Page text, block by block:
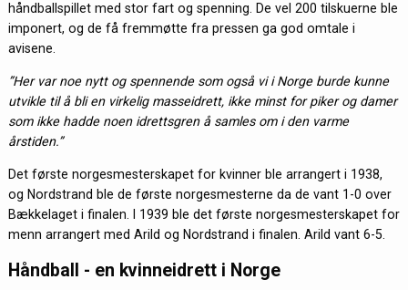
håndballspillet med stor fart og spenning. De vel 200 tilskuerne ble
imponert, og de få fremmøtte fra pressen ga god omtale i
avisene.
”Her var noe nytt og spennende som også vi i Norge burde kunne
utvikle til å bli en virkelig masseidrett, ikke minst for piker og damer
som ikke hadde noen idrettsgren å samles om i den varme
årstiden.”
Det første norgesmesterskapet for kvinner ble arrangert i 1938,
og Nordstrand ble de første norgesmesterne da de vant 1-0 over
Bækkelaget i finalen. I 1939 ble det første norgesmesterskapet for
menn arrangert med Arild og Nordstrand i finalen. Arild vant 6-5.
Håndball - en kvinneidrett i Norge